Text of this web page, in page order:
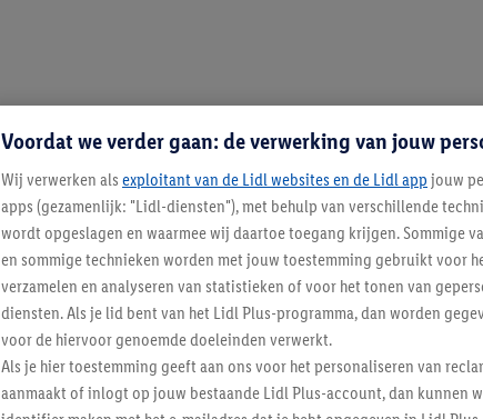
Voordat we verder gaan: de verwerking van jouw
Wij verwerken als exploitant van de Lidl websites en de Lidl app jouw
apps (gezamenlijk: "Lidl-diensten"), met behulp van verschillende
wordt opgeslagen en waarmee wij daartoe toegang krijgen. Sommige
en sommige technieken worden met jouw toestemming gebruikt voor
verzamelen en analyseren van statistieken of voor het tonen van
diensten. Als je lid bent van het Lidl Plus-programma, dan worden
voor de hiervoor genoemde doeleinden verwerkt.
Als je hier toestemming geeft aan ons voor het personaliseren van
aanmaakt of inlogt op jouw bestaande Lidl Plus-account, dan kunnen